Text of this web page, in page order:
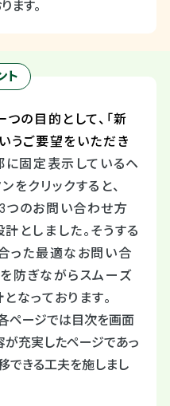
ます。
ト
の目的として、「新
うご要望をいただき
に固定表示しているヘ
クリックすると、
3つのお問い合わせ方
としました。そうする
った最適なお問い合
防ぎながらスムーズ
なっております。
各ページでは目次を画面
が充実したページであっ
できる工夫を施しまし